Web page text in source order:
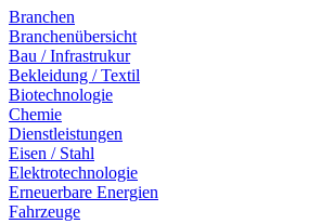
Branchen
Branchenübersicht
Bau / Infrastrukur
Bekleidung / Textil
Biotechnologie
Chemie
Dienstleistungen
Eisen / Stahl
Elektrotechnologie
Erneuerbare Energien
Fahrzeuge